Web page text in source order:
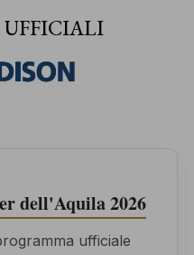
UFFICIALI
dell'Aquila 2026
ufficiale